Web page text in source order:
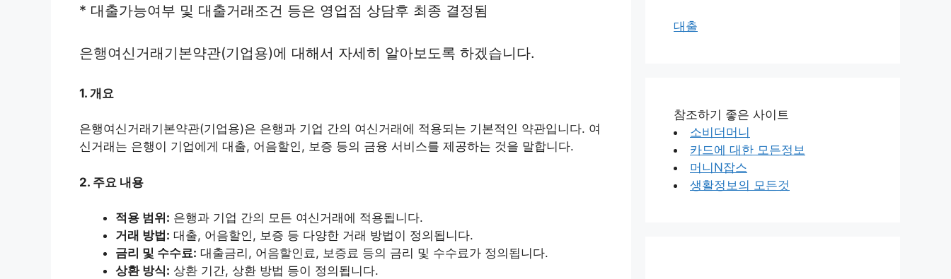
* 대출가능여부 및 대출거래조건 등은 영업점 상담후 최종 결정됨
은행여신거래기본약관(기업용)에 대해서 자세히 알아보도록 하겠습니다.
1. 개요
은행여신거래기본약관(기업용)은 은행과 기업 간의 여신거래에 적용되는 기본적인 약관입니다. 여
신거래는 은행이 기업에게 대출, 어음할인, 보증 등의 금융 서비스를 제공하는 것을 말합니다.
2. 주요 내용
적용 범위: 은행과 기업 간의 모든 여신거래에 적용됩니다.
거래 방법: 대출, 어음할인, 보증 등 다양한 거래 방법이 정의됩니다.
금리 및 수수료: 대출금리, 어음할인료, 보증료 등의 금리 및 수수료가 정의됩니다.
상환 방식: 상환 기간, 상환 방법 등이 정의됩니다.
대출
참조하기 좋은 사이트
소비더머니
카드에 대한 모든정보
머니N잡스
생활정보의 모든것